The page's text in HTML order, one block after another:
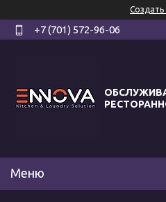
Создать
+7 (701) 572-96-06